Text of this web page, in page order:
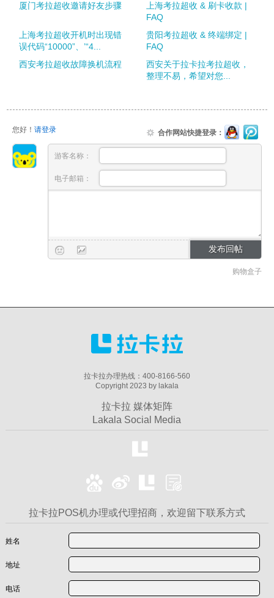
厦门考拉超收邀请好友步骤
上海考拉超收 & 刷卡收款 |
FAQ
上海考拉超收开机时出现错
误代码“10000”、’“4...
贵阳考拉超收 & 终端绑定 |
FAQ
西安考拉超收故障换机流程
西安关于拉卡拉考拉超收，
整理不易，希望对您...
您好！ 请登录 合作网站快捷登录：
游客名称：
电子邮箱：
购物盒子
拉卡拉办理热线：400-8166-560
Copyright 2023 by lakala
拉卡拉 媒体矩阵
Lakala Social Media
拉卡拉POS机办理或代理招商，欢迎留下联系方式
姓名
地址
电话